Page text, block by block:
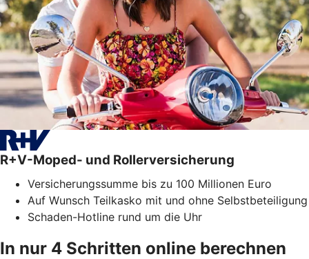
R+V-Moped- und Rollerversicherung
Versicherungssumme bis zu 100 Millionen Euro
Auf Wunsch Teilkasko mit und ohne Selbstbeteiligung
Schaden-Hotline rund um die Uhr
In nur 4 Schritten online berechnen